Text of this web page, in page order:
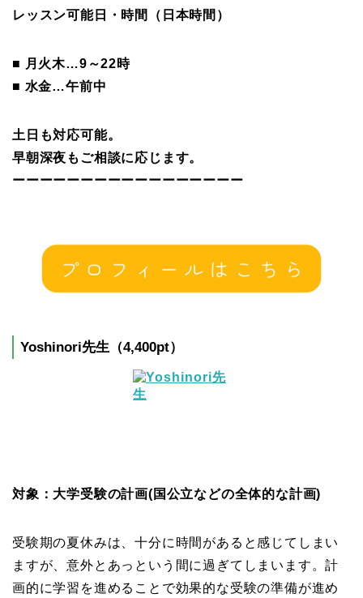
レッスン可能日・時間（日本時間）
■ 月火木…9～22時
■ 水金…午前中
土日も対応可能。
早朝深夜もご相談に応じます。
ーーーーーーーーーーーーーーーーー
Yoshinori先生（4,400pt）
対象：大学受験の計画(国公立などの全体的な計画)
受験期の夏休みは、十分に時間があると感じてしまい
ますが、意外とあっという間に過ぎてしまいます。計
画的に学習を進めることで効果的な受験の準備が進め